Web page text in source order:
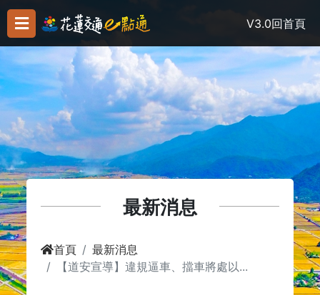
V3.0回首頁
最新消息
首頁
最新消息
【道安宣導】違規逼車、擋車將處以...